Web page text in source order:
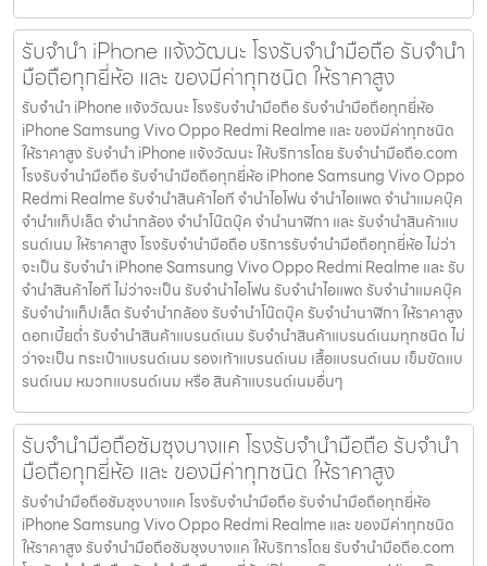
รับจำนำ iPhone แจ้งวัฒนะ โรงรับจำนำมือถือ รับจำนำ
มือถือทุกยี่ห้อ และ ของมีค่าทุกชนิด ให้ราคาสูง
รับจำนำ iPhone แจ้งวัฒนะ โรงรับจำนำมือถือ รับจำนำมือถือทุกยี่ห้อ
iPhone Samsung Vivo Oppo Redmi Realme และ ของมีค่าทุกชนิด
ให้ราคาสูง รับจำนำ iPhone แจ้งวัฒนะ ให้บริการโดย รับจํานํามือถือ.com
โรงรับจำนำมือถือ รับจำนำมือถือทุกยี่ห้อ iPhone Samsung Vivo Oppo
Redmi Realme รับจำนำสินค้าไอที จำนำไอโฟน จำนำไอแพด จำนำแมคบุ๊ค
จำนำแท็ปเล็ต จำนำกล้อง จำนำโน๊ตบุ๊ค จำนำนาฬิกา และ รับจำนำสินค้าแบ
รนด์เนม ให้ราคาสูง โรงรับจำนำมือถือ บริการรับจำนำมือถือทุกยี่ห้อ ไม่ว่า
จะเป็น รับจำนำ iPhone Samsung Vivo Oppo Redmi Realme และ รับ
จำนำสินค้าไอที ไม่ว่าจะเป็น รับจำนำไอโฟน รับจำนำไอแพด รับจำนำแมคบุ๊ค
รับจำนำแท็ปเล็ต รับจำนำกล้อง รับจำนำโน๊ตบุ๊ค รับจำนำนาฬิกา ให้ราคาสูง
ดอกเบี้ยต่ำ รับจำนำสินค้าแบรนด์เนม รับจำนำสินค้าแบรนด์เนมทุกชนิด ไม่
ว่าจะเป็น กระเป๋าแบรนด์เนม รองเท้าแบรนด์เนม เสื้อแบรนด์เนม เข็มขัดแบ
รนด์เนม หมวกแบรนด์เนม หรือ สินค้าแบรนด์เนมอื่นๆ
รับจำนำมือถือซัมซุงบางแค โรงรับจำนำมือถือ รับจำนำ
มือถือทุกยี่ห้อ และ ของมีค่าทุกชนิด ให้ราคาสูง
รับจำนำมือถือซัมซุงบางแค โรงรับจำนำมือถือ รับจำนำมือถือทุกยี่ห้อ
iPhone Samsung Vivo Oppo Redmi Realme และ ของมีค่าทุกชนิด
ให้ราคาสูง รับจำนำมือถือซัมซุงบางแค ให้บริการโดย รับจํานํามือถือ.com